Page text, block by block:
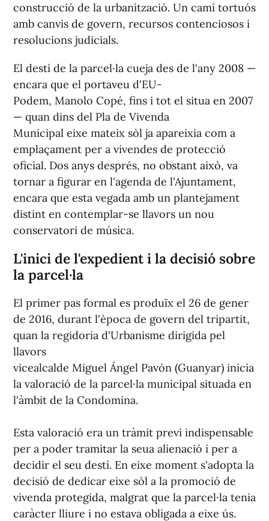
construcció de la urbanització. Un camí tortuós
amb canvis de govern, recursos contenciosos i
resolucions judicials.
El destí de la parcel·la cueja des de l'any 2008 —
encara que el portaveu d'EU-
Podem, Manolo Copé, fins i tot el situa en 2007
— quan dins del Pla de Vivenda
Municipal eixe mateix sòl ja apareixia com a
emplaçament per a vivendes de protecció
oficial. Dos anys després, no obstant això, va
tornar a figurar en l'agenda de l'Ajuntament,
encara que esta vegada amb un plantejament
distint en contemplar-se llavors un nou
conservatori de música.
L'inici de l'expedient i la decisió sobre
la parcel·la
El primer pas formal es produïx el 26 de gener
de 2016, durant l'època de govern del tripartit,
quan la regidoria d'Urbanisme dirigida pel
llavors
vicealcalde Miguel Ángel Pavón (Guanyar) inicia
la valoració de la parcel·la municipal situada en
l'àmbit de la Condomina.
Esta valoració era un tràmit previ indispensable
per a poder tramitar la seua alienació i per a
decidir el seu destí. En eixe moment s'adopta la
decisió de dedicar eixe sòl a la promoció de
vivenda protegida, malgrat que la parcel·la tenia
caràcter lliure i no estava obligada a eixe ús.